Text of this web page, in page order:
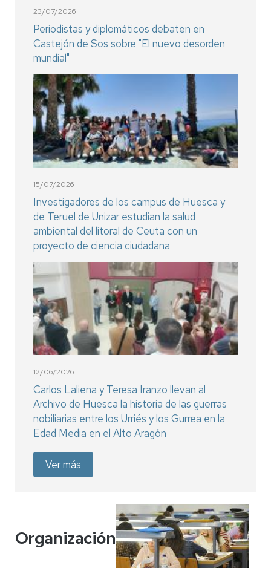
23/07/2026
Periodistas y diplomáticos debaten en
Castejón de Sos sobre "El nuevo desorden
mundial"
15/07/2026
Investigadores de los campus de Huesca y
de Teruel de Unizar estudian la salud
ambiental del litoral de Ceuta con un
proyecto de ciencia ciudadana
12/06/2026
Carlos Laliena y Teresa Iranzo llevan al
Archivo de Huesca la historia de las guerras
nobiliarias entre los Urriés y los Gurrea en la
Edad Media en el Alto Aragón
Ver más
Organización